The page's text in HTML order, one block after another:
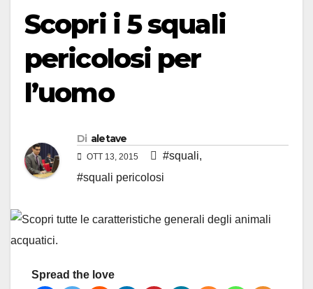
Scopri i 5 squali
pericolosi per
l’uomo
Di aletave
OTT 13, 2015 #squali,
#squali pericolosi
Spread the love